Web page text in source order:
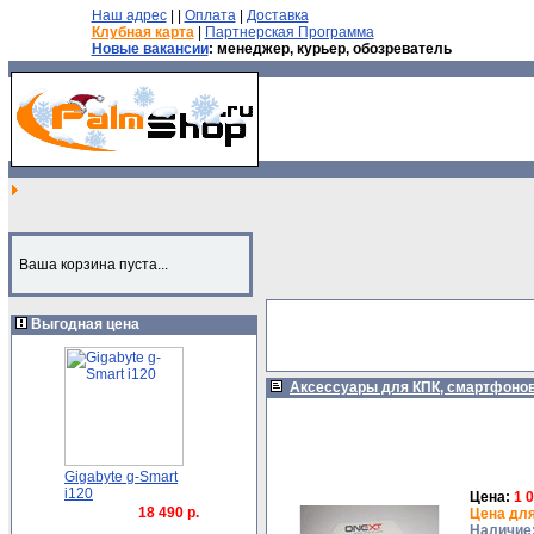
Наш адрес| | Оплата| Доставка
Клубная карта|
Партнерская Программа
Новые вакансии: менеджер, курьер, обозреватель
Ваша корзина пуста...
Выгодная цена
Gigabyte g-Smart
i120
18 490 р.
Аксессуары для КПК,
Цена: 1
Цена